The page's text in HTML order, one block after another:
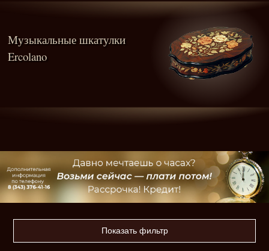
Музыкальные шкатулки
Ercolano
Показать фильтр